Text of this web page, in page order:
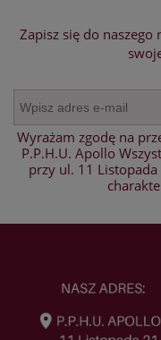
Zapisz się do
Wyrażam zgodę na
P.P.H.U. Apollo
przy ul. 11